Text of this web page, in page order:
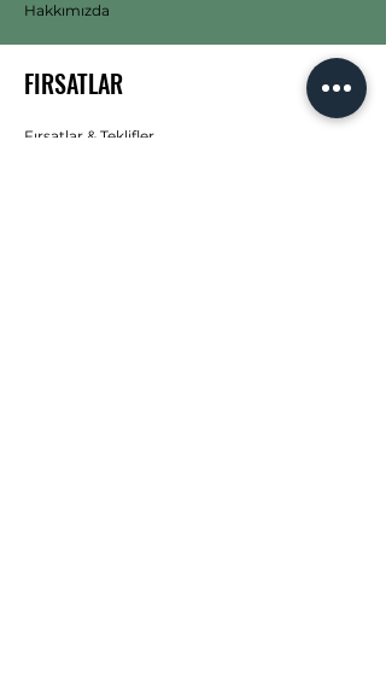
Hakkımızda
FIRSATLAR
Fırsatlar & Teklifler